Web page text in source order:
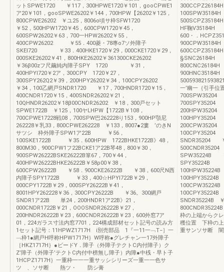
ットSPWE1720 ￥117，300HPWE1720￥101，gooCPWE1
ア20￥101，gooSPWE26202￥144，700HPW【26202￥125，
800CPWE26202 ￥ユ25，8006o頃サ枠SFW1720
￥52，500HPW1720￥45，600CPW1720￥45，
600SPW26202￥63，700一HPW26202￥55，
400CPW26202 ￥55．400菱・78專o7ソ外障子
SKEI720 ￥33．400HKE1720￥29，000CKE1720￥29，
000SKE26202￥41，800HKE26202￥361300CKE26202
￥36β00zフ尺繭純内障子SPY 1720 ￥31，
400HPYl720￥2ア，300CPY 1720￥27，
300SPY262Q2￥39，200HPY26202￥34，100CPY26202
￥34，100乙網戸SNDR1720 ￥17，700HNDR1720￥15，
400CNDR1720￥15，400SNDR26202￥21，
10QHNDR26202￥18β00CNDR26202 ￥18，300戸セット
SPWE1722B ￥125，100ヤLHPW【1722B￥108，
700CPWE17228戦08，700SPW巴262228り153，900HP顎尼
262228￥乳33，800CPWE262228 ￥133，8007●2婁 ’のきN
サツシ 枠外障子SPW1ア22B ￥56，
100SKE1722B ￥35．600HPW 1722BHKE1722B》48，
800M30，900CPW1フ22BCKE1ア22B琴48，800￥30，
900SPW26222BSKE26222B箪67，700￥44，
400HPW26222BHKE26222B￥58ρ00￥38，
600CPW26222B ￥58．900CKE26222B ￥38，600尺N西
内障子SPY1722B ￥33，400☆HPYI722B￥29，
000CPY1722B￥29，000SPY26222B￥41，
8001HPY262228￥36，300CPY26222B ￥36。300網戸
SNDR1ア22B 単24，200HNDR1ア22B》21，
000CNDR1722B￥21，OOOSNDR26222B￥27，
200HNDR26222B￥23，600CNDR26222B￥23，600外窓7ア
01，224ガラス寸法内窓7701，224構成部材セット記号の読み方
1セット記号：11HPWZ1717H i別売部品 1『一11一﹁T−］一
﹁枠1●網戸H呼称HPW1717H｝W呼称●グレチャン一17外障子
［HKZ1717H｝●ビードY．障子（外障子テクトC内付障子）ク
Z’障子（外障子’テクトC内付中榜無し障子）内障●中桟・早ト子
1HCPZ1717H｝一重枠一一一重サッシシリーズ一重一一色サ
ツ 、ソサ断 熱ツ・ 防シ膏
HF鞠
600・．
§SNC26184H
一’幽一｛引手
SNDR35204
SPW35224B
SPY35224B ￥
SNDR35224B
枠の上端からク
穫位置 下枠の上
重サンソサ